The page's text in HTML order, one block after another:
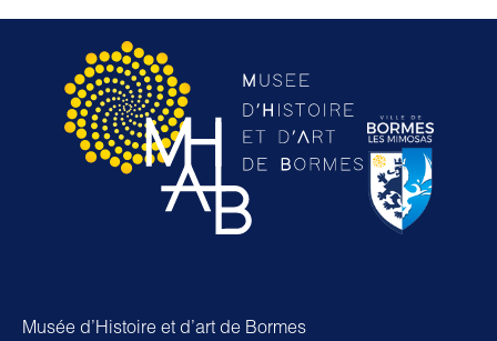
Musée d’Histoire et d’art de Bormes